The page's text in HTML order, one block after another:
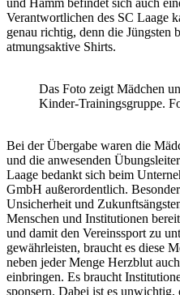
Verantwortlichen des SC Laage
genau richtig, denn die Jüngsten
atmungsaktive Shirts.
Das Foto zeigt Mädchen
Kinder-Trainingsgruppe.
Bei der Übergabe waren die
und die anwesenden
Laage bedankt sich beim
GmbH außerordentlich.
Unsicherheit und
Menschen und Institutionen
und damit den Vereinssport zu
gewährleisten, braucht es diese
neben jeder Menge Herzblut
einbringen. Es braucht
sponsern. Dabei ist es